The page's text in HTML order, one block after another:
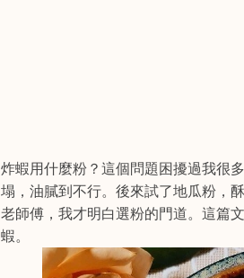
炸蝦用什麼粉？這個問題困擾過我很
塌，油膩到不行。後來試了地瓜粉，
老師傅，我才明白選粉的門道。這篇
蝦。